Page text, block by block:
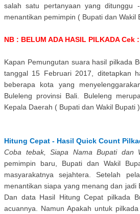
salah satu pertanyaan yang ditunggu
menantikan pemimpin ( Bupati dan Wakil
NB : BELUM ADA HASIL PILKADA Cek
Kapan Pemungutan suara hasil pilkada
tanggal 15 Februari 2017, ditetapkan
beberapa kota yang
Buleleng provinsi Bali Buleleng
Kepala Daerah ( Bupati dan Wakil Bupati
Hitung Cepat - Hasil Quick Count
Coba tebak, Siapa NamaBupati dan
pemimpin baru, Bupati dan Wakil
masyarakatnya sejahtera. Setelah
menantikan siapa yang menang dan jadi
Dan data Hasil Hitung Cepat pilkada
acuannya. Namun Apakah untuk